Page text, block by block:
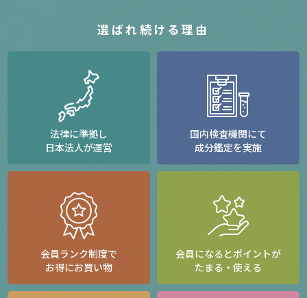
選ばれ続ける理由
法律に準拠し
日本法人が運営
国内検査機関にて
成分鑑定を実施
会員ランク制度で
お得にお買い物
会員になるとポイントが
たまる・使える